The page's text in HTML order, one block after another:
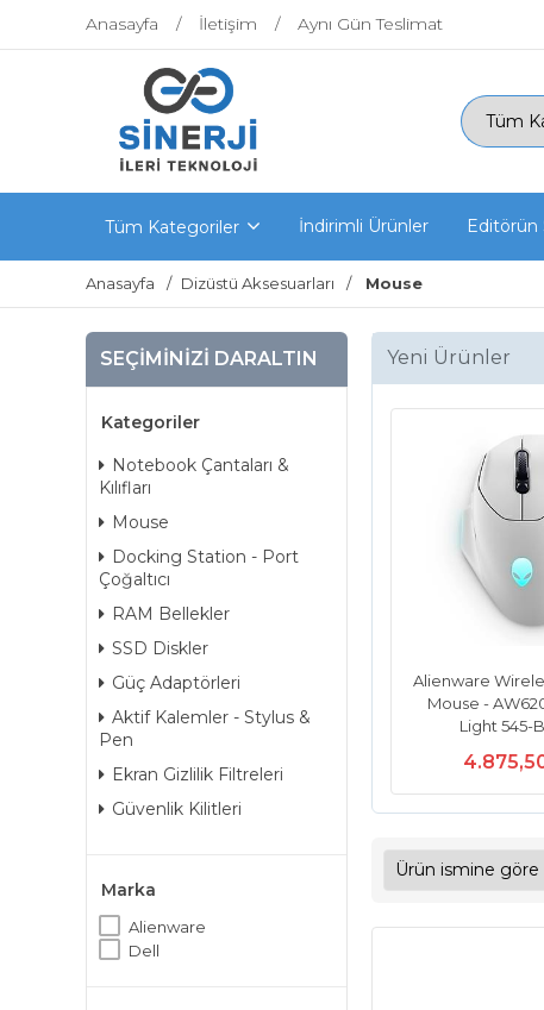
Anasayfa İletişim Aynı Gün Teslimat
Tüm Kategoriler İndirimli Ürünler Editörün
Anasayfa Dizüstü Aksesuarları Mouse
SEÇIMINIZI DARALTIN
Kategoriler
Notebook Çantaları &
Kılıfları
Mouse
Docking Station - Port
Çoğaltıcı
RAM Bellekler
SSD Diskler
Güç Adaptörleri
Aktif Kalemler - Stylus &
Pen
Ekran Gizlilik Filtreleri
Güvenlik Kilitleri
Marka
Alienware
Dell
Yeni Ürünler
Alienware
Mouse -
Light 545-